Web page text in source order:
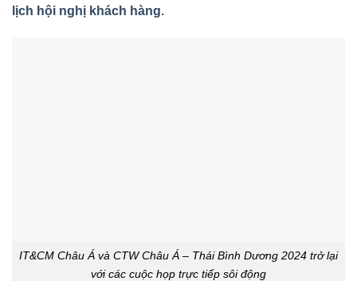
lịch hội nghị khách hàng.
IT&CM Châu Á và CTW Châu Á – Thái Bình Dương 2024 trở lại
với các cuộc họp trực tiếp sôi động